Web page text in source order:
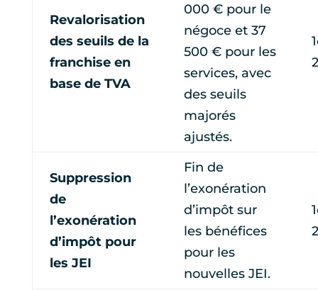
Revalorisation
des seuils de la
franchise en
base de TVA
000 € pour le
négoce et 37
500 € pour les
services, avec
des seuils
majorés
ajustés.
Suppression
de
l’exonération
d’impôt pour
les JEI
Fin de
l’exonération
d’impôt sur
les bénéfices
pour les
nouvelles JEI.